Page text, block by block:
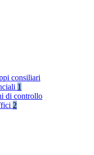
consiliari
1
di controllo
2